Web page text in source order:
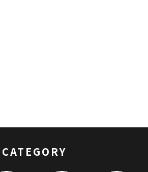
CATEGORY